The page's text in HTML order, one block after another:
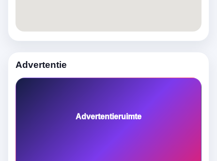
Advertentie
Advertentieruimte